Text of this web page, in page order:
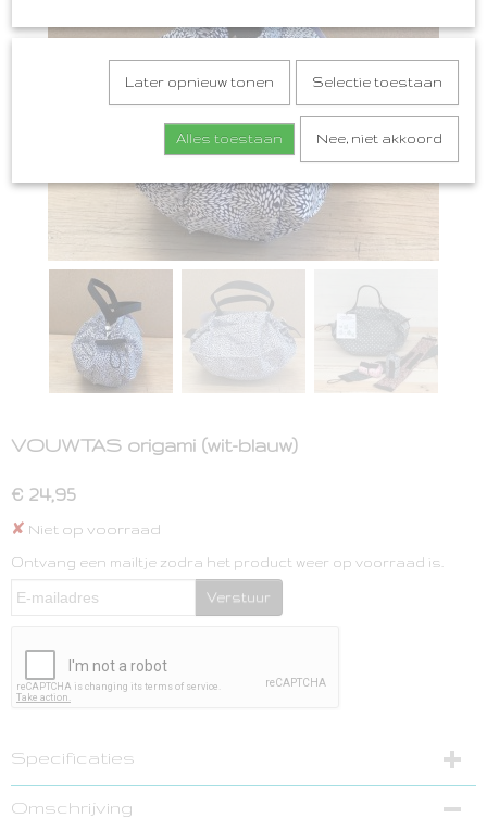
VOUWTAS origami (wit-blauw)
€ 24,95
✘ Niet op voorraad
Ontvang een mailtje zodra het product weer op voorraad is.
Verstuur
Specificaties
Omschrijving
Later opnieuw tonen Selectie toestaan
Alles toestaan Nee, niet akkoord